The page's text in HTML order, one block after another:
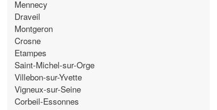
Mennecy
Draveil
Montgeron
Crosne
Etampes
Saint-Michel-sur-Orge
Villebon-sur-Yvette
Vigneux-sur-Seine
Corbeil-Essonnes